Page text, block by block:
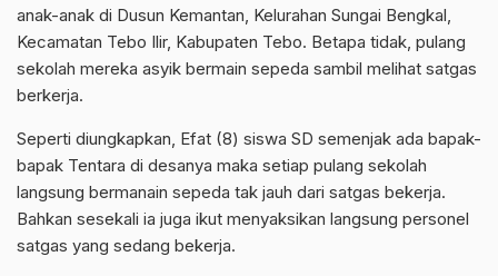
anak-anak di Dusun Kemantan, Kelurahan Sungai Bengkal,
Kecamatan Tebo Ilir, Kabupaten Tebo. Betapa tidak, pulang
sekolah mereka asyik bermain sepeda sambil melihat satgas
berkerja.
Seperti diungkapkan, Efat (8) siswa SD semenjak ada bapak-
bapak Tentara di desanya maka setiap pulang sekolah
langsung bermanain sepeda tak jauh dari satgas bekerja.
Bahkan sesekali ia juga ikut menyaksikan langsung personel
satgas yang sedang bekerja.